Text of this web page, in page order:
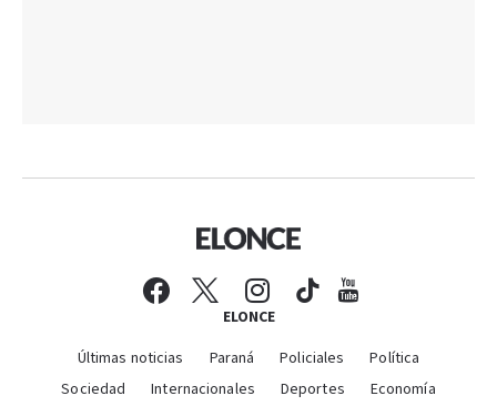
ELONCE
Últimas noticias Paraná Policiales
Política
Sociedad
Internacionales Deportes
Economía